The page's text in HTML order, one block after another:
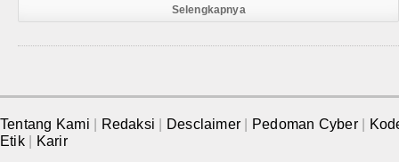
Selengkapnya
Tentang Kami Redaksi Desclaimer Pedoman Cyber
Etik
Karir